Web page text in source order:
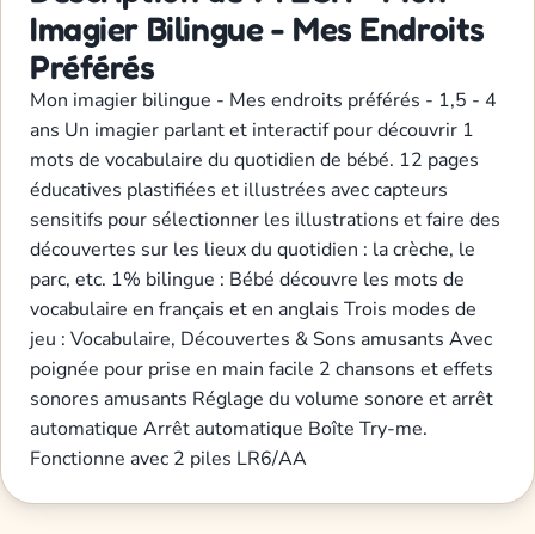
Imagier Bilingue - Mes Endroits
Préférés
Mon imagier bilingue - Mes endroits préférés - 1,5 - 4
ans Un imagier parlant et interactif pour découvrir 1
mots de vocabulaire du quotidien de bébé. 12 pages
éducatives plastifiées et illustrées avec capteurs
sensitifs pour sélectionner les illustrations et faire des
découvertes sur les lieux du quotidien : la crèche, le
parc, etc. 1% bilingue : Bébé découvre les mots de
vocabulaire en français et en anglais Trois modes de
jeu : Vocabulaire, Découvertes & Sons amusants Avec
poignée pour prise en main facile 2 chansons et effets
sonores amusants Réglage du volume sonore et arrêt
automatique Arrêt automatique Boîte Try-me.
Fonctionne avec 2 piles LR6/AA